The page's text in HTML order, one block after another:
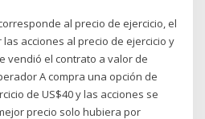
al precio de ejercicio, el
acciones al precio de ejercicio y
vendió el contrato a valor de
A compra una opción de
de US$40 y las acciones se
precio solo hubiera por